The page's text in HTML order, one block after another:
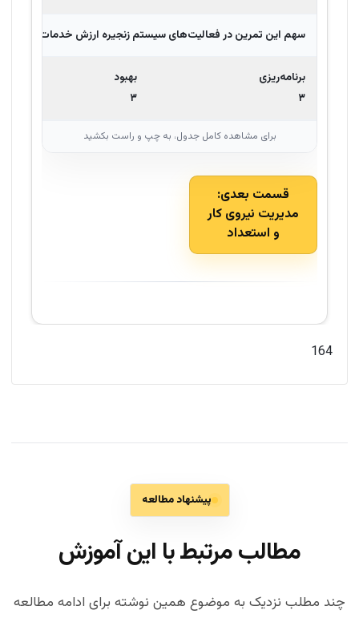
سهم این تمرین در فعالیت‌های سیستم زنجیره ارزش خدمات یا
برنامه‌ریزی
۳
بهبود
۳
قسمت بعدی:
مدیریت نیروی کار
و استعداد
164
پیشنهاد مطالعه
مطالب مرتبط با این آموزش
چند مطلب نزدیک به موضوع همین نوشته برای ادامه مطالعه